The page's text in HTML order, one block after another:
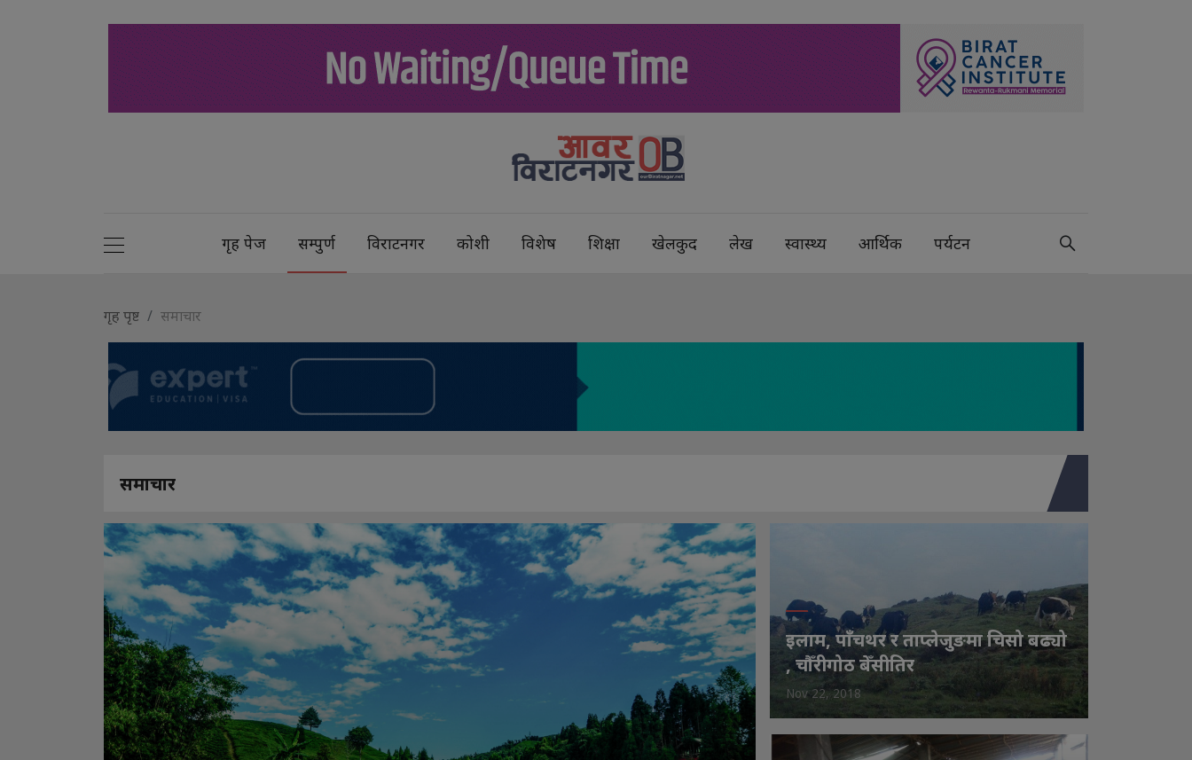
गृह पेज सम्पुर्ण विराटनगर कोशी विशेष शिक्षा खेलकुद लेख स्वास्थ्य आर्थिक पर्यटन
गृह पृष्ट समाचार
समाचार
इलाम, पाँचथर र ताप्लेजुङमा चिसो बढ्यो
, चौँरीगोठ बेँसीतिर
Nov 22, 2018